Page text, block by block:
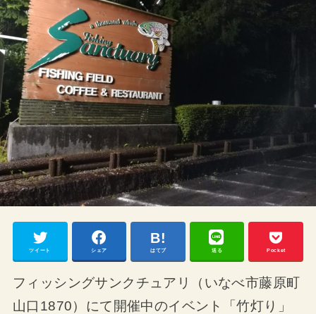
ツイート シェア はてブ 送る Pocket
フィッシングサンクチュアリ（いなべ市藤原町
山口1870）にて開催中のイベント「竹灯り」